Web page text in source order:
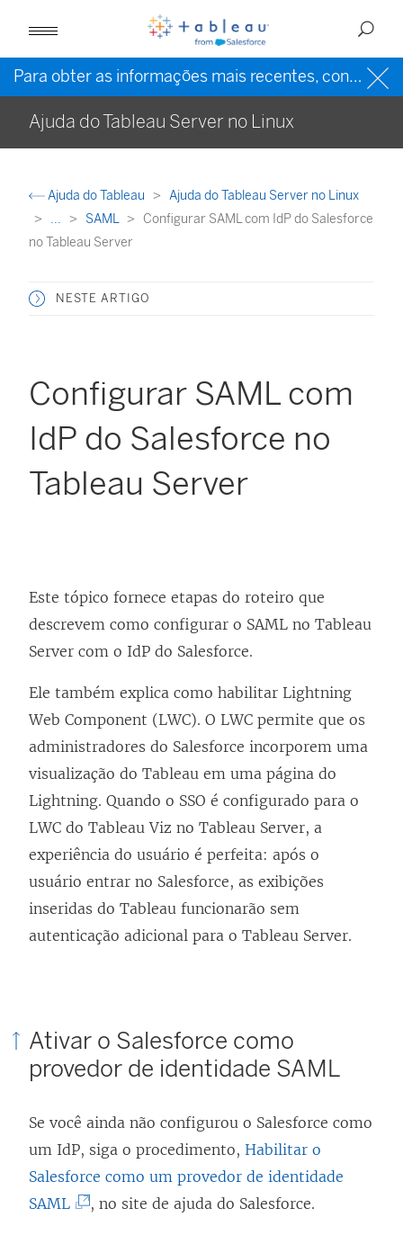
Para obter as informações mais recentes, consulte a
Ajuda do Tableau Server no Linux
Ajuda do Tableau
Ajuda do Tableau Server no Linux
...
SAML
Configurar SAML com IdP do Salesforce
no Tableau Server
NESTE ARTIGO
Configurar SAML com
IdP do Salesforce no
Tableau Server
Este tópico fornece etapas do roteiro que
descrevem como configurar o SAML no Tableau
Server com o IdP do Salesforce.
Ele também explica como habilitar Lightning
Web Component (LWC). O LWC permite que os
administradores do Salesforce incorporem uma
visualização do Tableau em uma página do
Lightning. Quando o SSO é configurado para o
LWC do Tableau Viz no Tableau Server, a
experiência do usuário é perfeita: após o
usuário entrar no Salesforce, as exibições
inseridas do Tableau funcionarão sem
autenticação adicional para o Tableau Server.
Ativar o Salesforce como
provedor de identidade SAML
Se você ainda não configurou o Salesforce como
um IdP, siga o procedimento, Habilitar o
Salesforce como um provedor de identidade
SAML(
, no site de ajuda do Salesforce.